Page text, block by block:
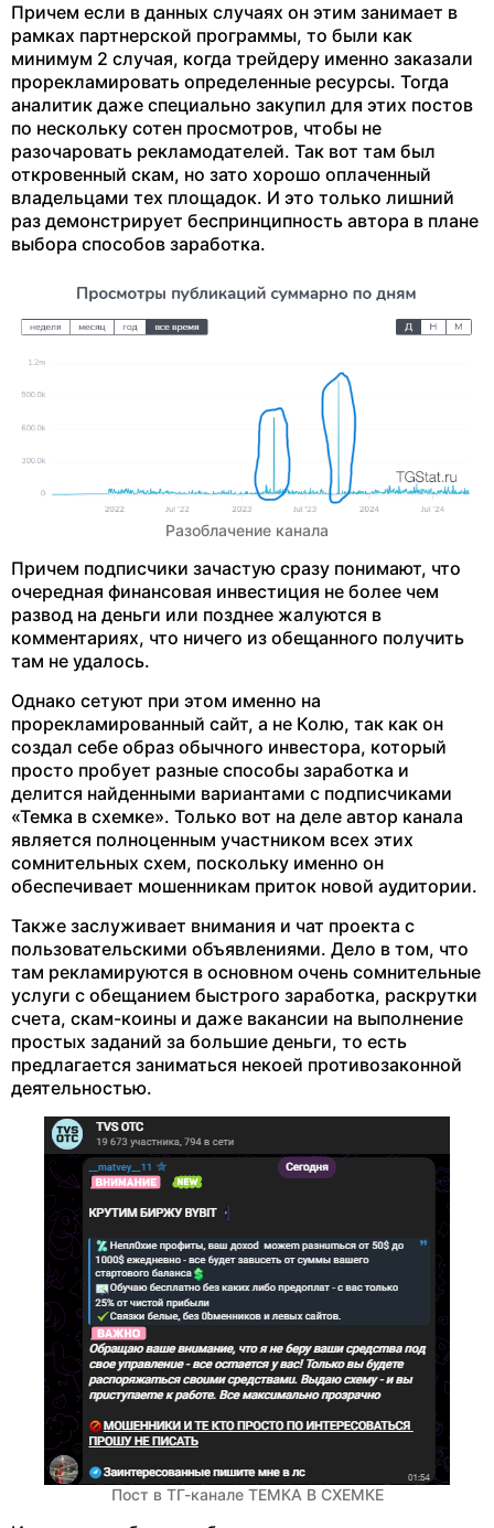
Причем если в данных случаях он этим занимает в
рамках партнерской программы, то были как
минимум 2 случая, когда трейдеру именно заказали
прорекламировать определенные ресурсы. Тогда
аналитик даже специально закупил для этих постов
по нескольку сотен просмотров, чтобы не
разочаровать рекламодателей. Так вот там был
откровенный скам, но зато хорошо оплаченный
владельцами тех площадок. И это только лишний
раз демонстрирует беспринципность автора в плане
выбора способов заработка.
Разоблачение канала
Причем подписчики зачастую сразу понимают, что
очередная финансовая инвестиция не более чем
развод на деньги или позднее жалуются в
комментариях, что ничего из обещанного получить
там не удалось.
Однако сетуют при этом именно на
прорекламированный сайт, а не Колю, так как он
создал себе образ обычного инвестора, который
просто пробует разные способы заработка и
делится найденными вариантами с подписчиками
«Темка в схемке». Только вот на деле автор канала
является полноценным участником всех этих
сомнительных схем, поскольку именно он
обеспечивает мошенникам приток новой аудитории.
Также заслуживает внимания и чат проекта с
пользовательскими объявлениями. Дело в том, что
там рекламируются в основном очень сомнительные
услуги с обещанием быстрого заработка, раскрутки
счета, скам-коины и даже вакансии на выполнение
простых заданий за большие деньги, то есть
предлагается заниматься некоей противозаконной
деятельностью.
Пост в ТГ-канале ТЕМКА В СХЕМКЕ